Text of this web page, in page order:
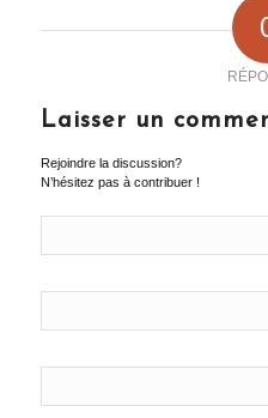
Laisser un
Rejoindre la discussion?
N’hésitez pas à contribuer !